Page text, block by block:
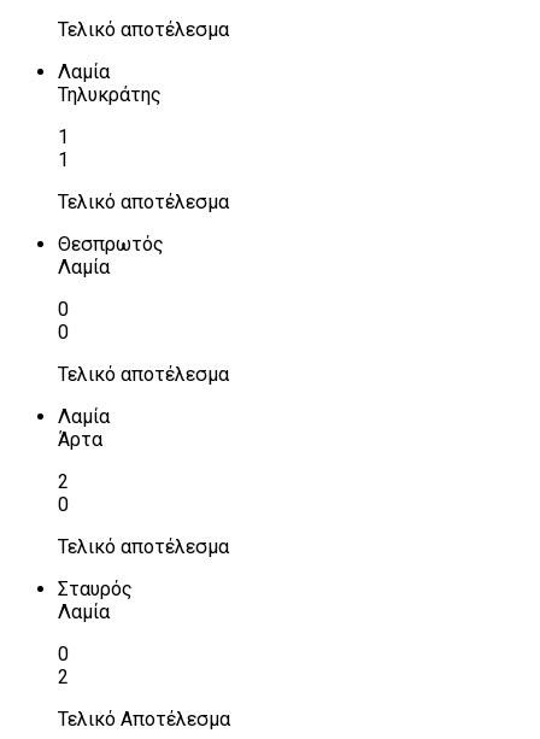
Τελικό αποτέλεσμα
Λαμία
Τηλυκράτης
1
1
Τελικό αποτέλεσμα
Θεσπρωτός
Λαμία
0
0
Τελικό αποτέλεσμα
Λαμία
Άρτα
2
0
Τελικό αποτέλεσμα
Σταυρός
Λαμία
0
2
Τελικό Αποτέλεσμα